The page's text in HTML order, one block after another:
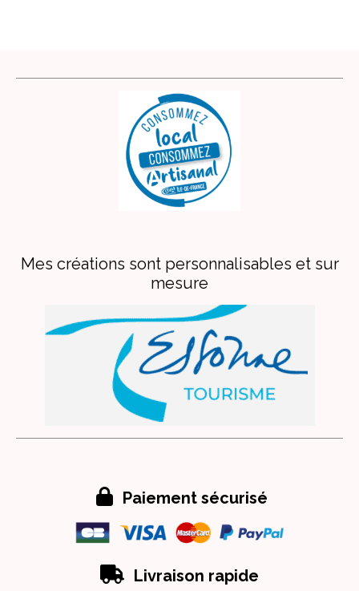
Mes créations sont personnalisables et sur
mesure
 Paiement sécurisé
 Livraison rapide